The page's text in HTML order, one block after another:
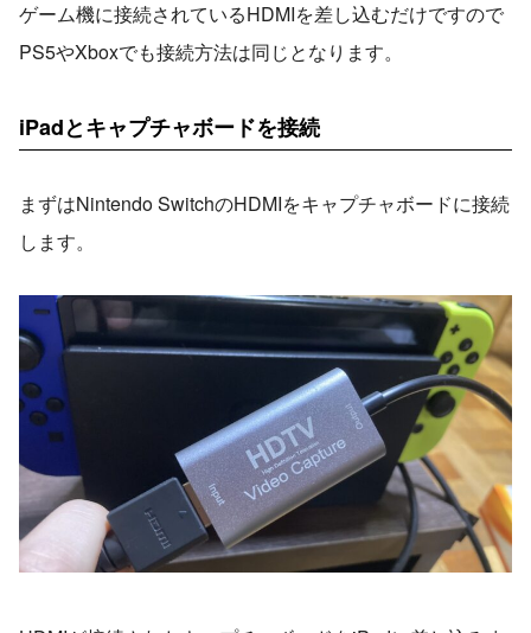
ゲーム機に接続されているHDMIを差し込むだけですので
PS5やXboxでも接続方法は同じとなります。
iPadとキャプチャボードを接続
まずはNintendo SwitchのHDMIをキャプチャボードに接続
します。